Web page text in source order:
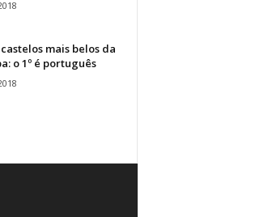
castelos mais belos da
o 1º é português